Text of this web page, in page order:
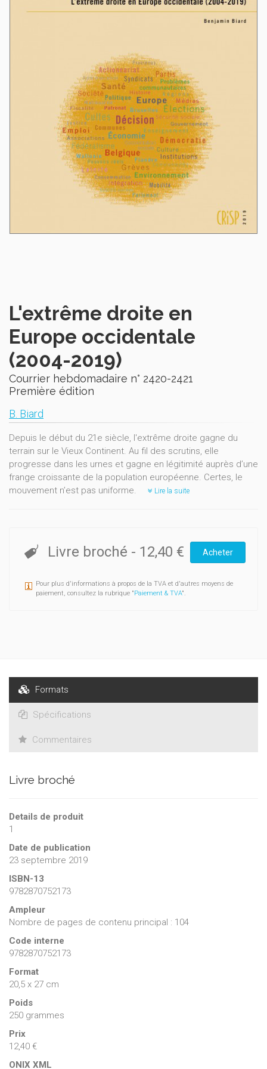
L'extrême droite en
Europe occidentale
(2004-2019)
Courrier hebdomadaire n° 2420-2421
Première édition
B. Biard
Depuis le début du 21e siècle, l'extrême droite gagne du
terrain sur le Vieux Continent. Au fil des scrutins, elle
progresse dans les urnes et gagne en légitimité auprès d’une
frange croissante de la population européenne. Certes, le
mouvement n’est pas uniforme.
Lire la suite
Livre broché - 12,40 € Acheter
Pour plus d'informations à propos de la TVA et d'autres moyens de
paiement, consultez la rubrique "Paiement & TVA".
Formats
Spécifications
Commentaires
Livre broché
Details de produit
1
Date de publication
23 septembre 2019
ISBN-13
9782870752173
Ampleur
Nombre de pages de contenu principal : 104
Code interne
9782870752173
Format
20,5 x 27 cm
Poids
250 grammes
Prix
12,40 €
ONIX XML